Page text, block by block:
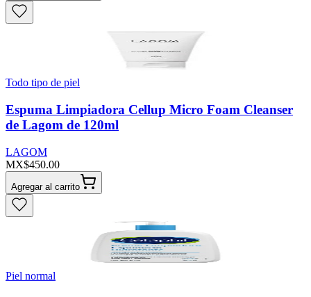
Todo tipo de piel
Espuma Limpiadora Cellup Micro Foam Cleanser
de Lagom de 120ml
LAGOM
MX$450.00
Agregar al carrito
Piel normal